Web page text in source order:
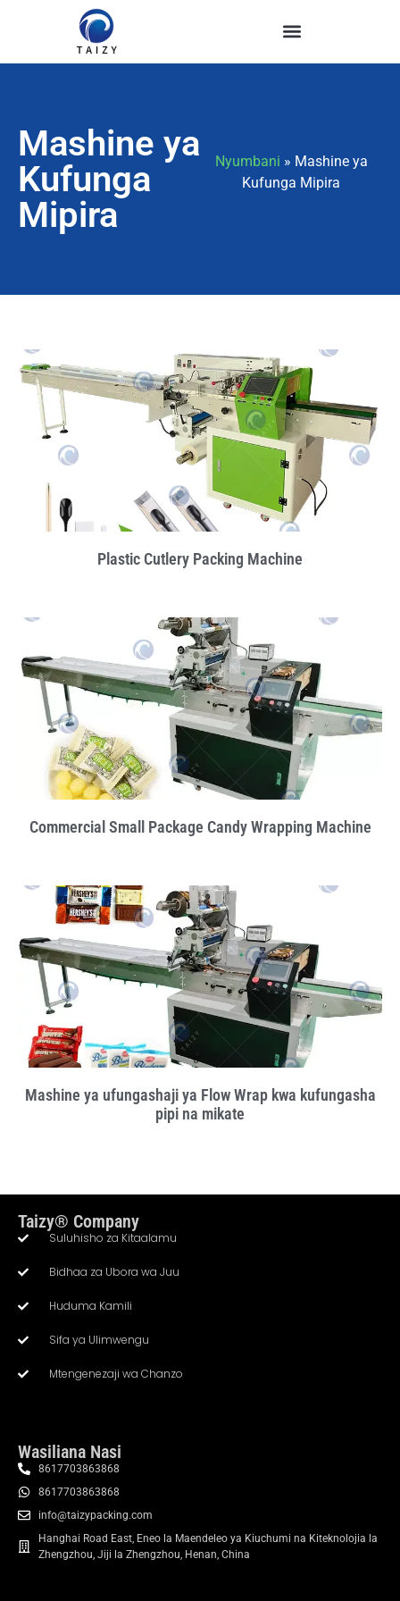
Mashine ya
Kufunga
Mipira
Nyumbani » Mashine ya
Kufunga Mipira
Plastic Cutlery Packing Machine
Commercial Small Package Candy Wrapping Machine
Mashine ya ufungashaji ya Flow Wrap kwa kufungasha
pipi na mikate
Taizy® Company
Suluhisho za Kitaalamu
Bidhaa za Ubora wa Juu
Huduma Kamili
Sifa ya Ulimwengu
Mtengenezaji wa Chanzo
Wasiliana Nasi
8617703863868
8617703863868
info@taizypacking.com
Hanghai Road East, Eneo la Maendeleo ya Kiuchumi na Kiteknolojia la
Zhengzhou, Jiji la Zhengzhou, Henan, China